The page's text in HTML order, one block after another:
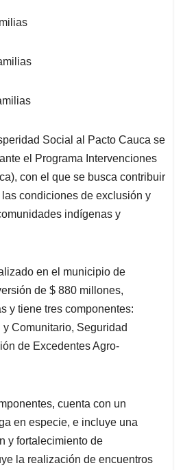
Social al Pacto Cauca se
el Programa Intervenciones
con el que se busca contribuir
condiciones de exclusión y
indígenas y
en el municipio de
de $ 880 millones,
y tiene tres componentes:
Comunitario, Seguridad
de Excedentes Agro-
cuenta con un
en especie, e incluye una
y fortalecimiento de
la realización de encuentros